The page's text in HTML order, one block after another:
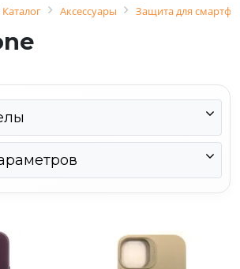
Каталог Аксессуары Защита для